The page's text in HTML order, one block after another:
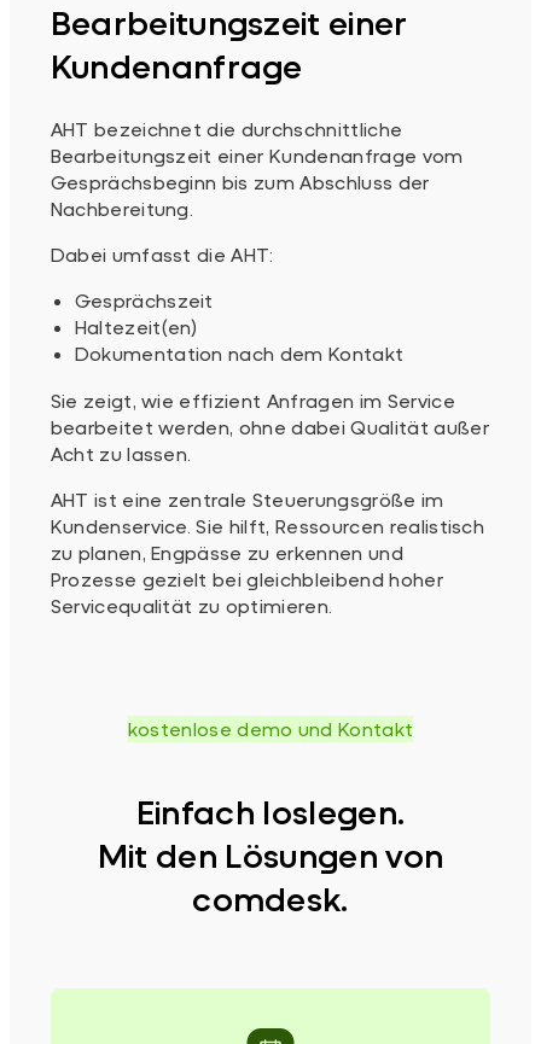
Bearbeitungszeit einer
Kundenanfrage
AHT bezeichnet die durchschnittliche
Bearbeitungszeit einer Kundenanfrage vom
Gesprächsbeginn bis zum Abschluss der
Nachbereitung.
Dabei umfasst die AHT:
Gesprächszeit
Haltezeit(en)
Dokumentation nach dem Kontakt
Sie zeigt, wie effizient Anfragen im Service
bearbeitet werden, ohne dabei Qualität außer
Acht zu lassen.
AHT ist eine zentrale Steuerungsgröße im
Kundenservice. Sie hilft, Ressourcen realistisch
zu planen, Engpässe zu erkennen und
Prozesse gezielt bei gleichbleibend hoher
Servicequalität zu optimieren.
kostenlose demo und Kontakt
Einfach loslegen.
Mit den Lösungen von
comdesk.